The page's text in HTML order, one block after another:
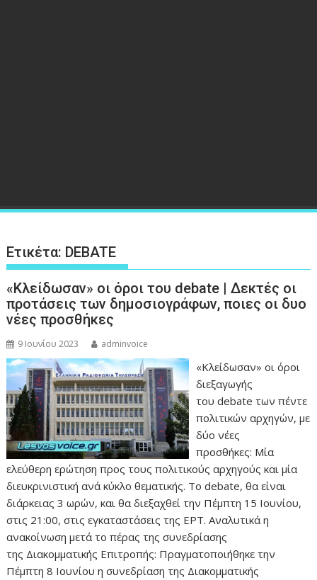
Ετικέτα: DEBATE
«Κλείδωσαν» οι όροι του debate | Δεκτές οι
προτάσεις των δημοσιογράφων, ποιες οι δυο
νέες προσθήκες
9 Ιουνίου 2023 adminvoice
«Κλείδωσαν» οι όροι
διεξαγωγής
του debate των πέντε
πολιτικών αρχηγών, με
δύο νέες
προσθήκες: Μία
ελεύθερη ερώτηση προς τους πολιτικούς αρχηγούς και μία
διευκρινιστική ανά κύκλο θεματικής. Το debate, θα είναι
διάρκειας 3 ωρών, και θα διεξαχθεί την Πέμπτη 15 Ιουνίου,
στις 21:00, στις εγκαταστάσεις της ΕΡΤ. Αναλυτικά η
ανακοίνωση μετά το πέρας της συνεδρίασης
της Διακομματικής Επιτροπής: Πραγματοποιήθηκε την
Πέμπτη 8 Ιουνίου η συνεδρίαση της Διακομματικής